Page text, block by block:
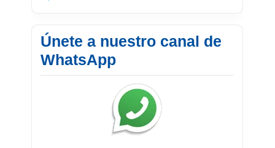
Únete a nuestro canal de
WhatsApp